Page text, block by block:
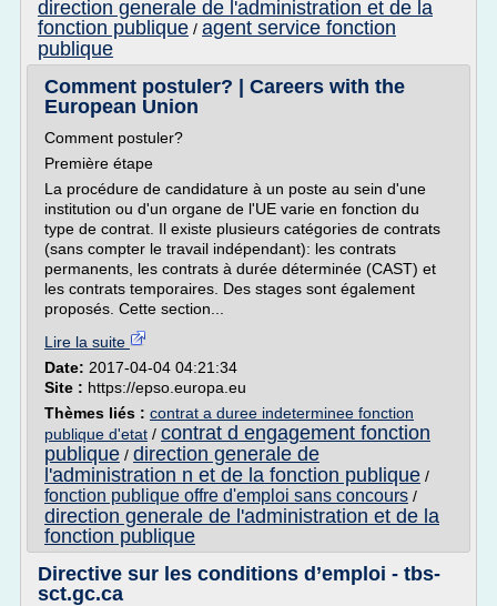
direction generale de l'administration et de la
fonction publique / agent service fonction
publique
Comment postuler? | Careers with the
European Union
Comment postuler?
Première étape
La procédure de candidature à un poste au sein d'une
institution ou d'un organe de l'UE varie en fonction du
type de contrat. Il existe plusieurs catégories de contrats
(sans compter le travail indépendant): les contrats
permanents, les contrats à durée déterminée (CAST) et
les contrats temporaires. Des stages sont également
proposés. Cette section...
Lire la suite
Date: 2017-04-04 04:21:34
Site : https://epso.europa.eu
Thèmes liés : contrat a duree indeterminee fonction
publique d'etat / contrat d engagement fonction
publique / direction generale de
l'administration n et de la fonction publique /
fonction publique offre d'emploi sans concours /
direction generale de l'administration et de la
fonction publique
Directive sur les conditions d’emploi - tbs-
sct.gc.ca